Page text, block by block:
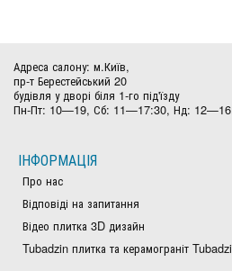
Адреса салону: м.Київ,
пр-т Берестейський 20
будівля у дворі біля 1-го під'їзду
Пн-Пт: 10—19, Сб: 11—17:30, Нд:
ІНФОРМАЦІЯ
Про нас
Відповіді на запитання
Відео плитка 3D дизайн
Tubadzin плитка та керамограніт